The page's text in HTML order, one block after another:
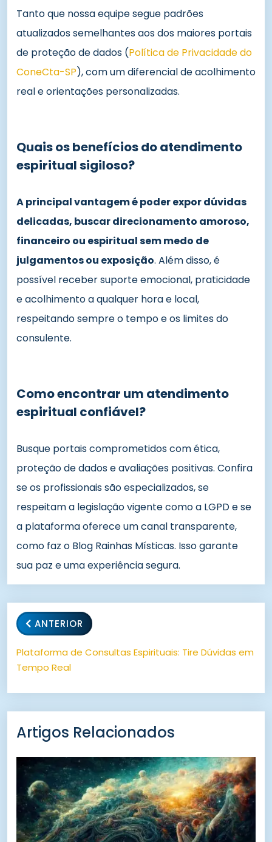
Tanto que nossa equipe segue padrões
atualizados semelhantes aos dos maiores portais
de proteção de dados (Política de Privacidade do
ConeCta-SP), com um diferencial de acolhimento
real e orientações personalizadas.
Quais os benefícios do atendimento
espiritual sigiloso?
A principal vantagem é poder expor dúvidas
delicadas, buscar direcionamento amoroso,
financeiro ou espiritual sem medo de
julgamentos ou exposição. Além disso, é
possível receber suporte emocional, praticidade
e acolhimento a qualquer hora e local,
respeitando sempre o tempo e os limites do
consulente.
Como encontrar um atendimento
espiritual confiável?
Busque portais comprometidos com ética,
proteção de dados e avaliações positivas. Confira
se os profissionais são especializados, se
respeitam a legislação vigente como a LGPD e se
a plataforma oferece um canal transparente,
como faz o Blog Rainhas Místicas. Isso garante
sua paz e uma experiência segura.
ANTERIOR
Plataforma de Consultas Espirituais: Tire Dúvidas em
Tempo Real
Artigos Relacionados